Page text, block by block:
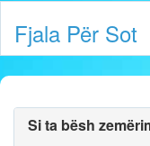
Fjala Për Sot
Si ta bësh